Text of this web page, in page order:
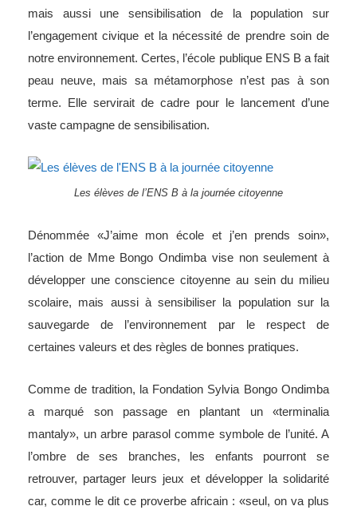
mais aussi une sensibilisation de la population sur
l’engagement civique et la nécessité de prendre soin de
notre environnement. Certes, l’école publique ENS B a fait
peau neuve, mais sa métamorphose n’est pas à son
terme. Elle servirait de cadre pour le lancement d’une
vaste campagne de sensibilisation.
Les élèves de l’ENS B à la journée citoyenne
Dénommée «J’aime mon école et j’en prends soin»,
l’action de Mme Bongo Ondimba vise non seulement à
développer une conscience citoyenne au sein du milieu
scolaire, mais aussi à sensibiliser la population sur la
sauvegarde de l’environnement par le respect de
certaines valeurs et des règles de bonnes pratiques.
Comme de tradition, la Fondation Sylvia Bongo Ondimba
a marqué son passage en plantant un «terminalia
mantaly», un arbre parasol comme symbole de l’unité. A
l’ombre de ses branches, les enfants pourront se
retrouver, partager leurs jeux et développer la solidarité
car, comme le dit ce proverbe africain : «seul, on va plus